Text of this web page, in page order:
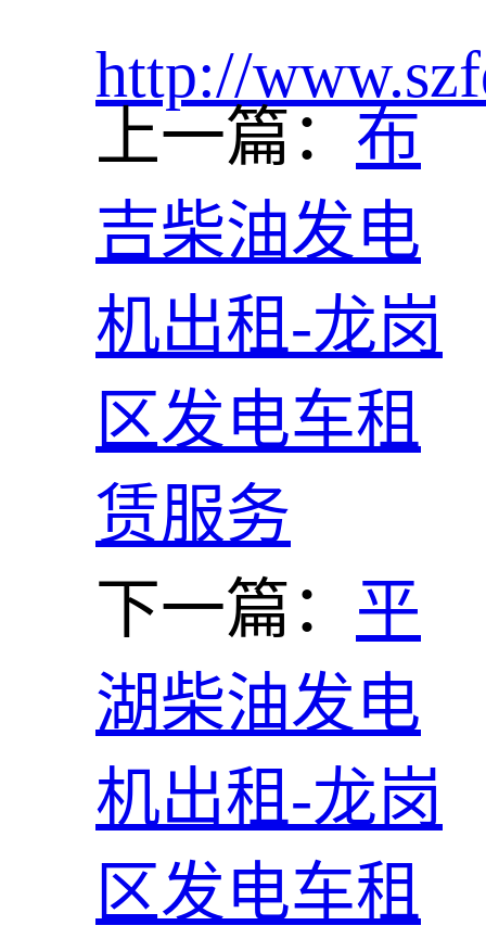
http://
上一篇： 布
吉柴油发电
机出租-龙岗
区发电车租
赁服务
下一篇： 平
湖柴油发电
机出租-龙岗
区发电车租